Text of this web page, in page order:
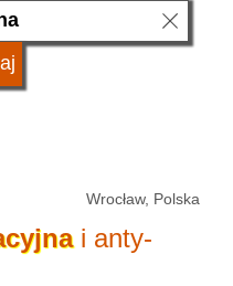
Wrocław, Polska
i anty-